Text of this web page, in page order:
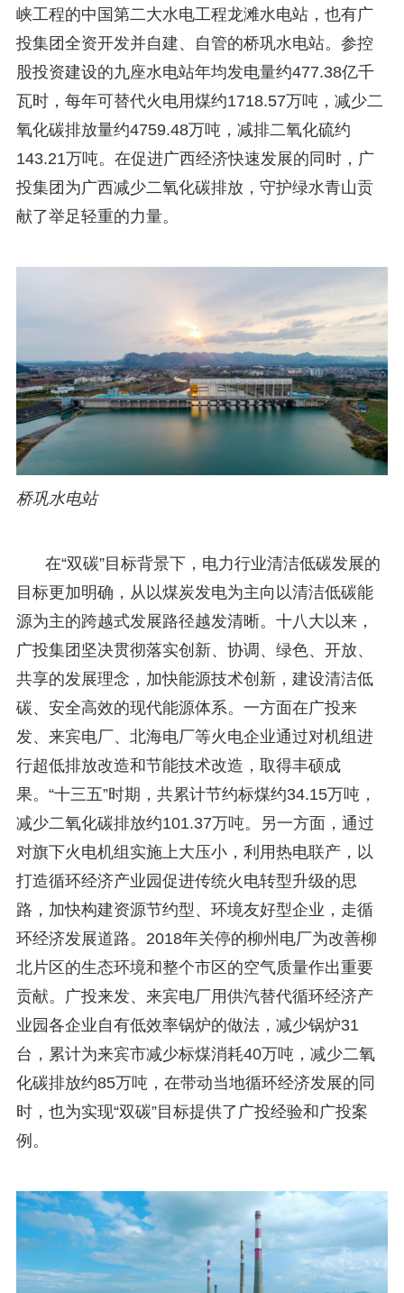
峡工程的中国第二大水电工程龙滩水电站，也有广
投集团全资开发并自建、自管的桥巩水电站。参控
股投资建设的九座水电站年均发电量约477.38亿千
瓦时，每年可替代火电用煤约1718.57万吨，减少二
氧化碳排放量约4759.48万吨，减排二氧化硫约
143.21万吨。在促进广西经济快速发展的同时，广
投集团为广西减少二氧化碳排放，守护绿水青山贡
献了举足轻重的力量。
桥巩水电站
在“双碳”目标背景下，电力行业清洁低碳发展的
目标更加明确，从以煤炭发电为主向以清洁低碳能
源为主的跨越式发展路径越发清晰。十八大以来，
广投集团坚决贯彻落实创新、协调、绿色、开放、
共享的发展理念，加快能源技术创新，建设清洁低
碳、安全高效的现代能源体系。一方面在广投来
发、来宾电厂、北海电厂等火电企业通过对机组进
行超低排放改造和节能技术改造，取得丰硕成
果。“十三五”时期，共累计节约标煤约34.15万吨，
减少二氧化碳排放约101.37万吨。另一方面，通过
对旗下火电机组实施上大压小，利用热电联产，以
打造循环经济产业园促进传统火电转型升级的思
路，加快构建资源节约型、环境友好型企业，走循
环经济发展道路。2018年关停的柳州电厂为改善柳
北片区的生态环境和整个市区的空气质量作出重要
贡献。广投来发、来宾电厂用供汽替代循环经济产
业园各企业自有低效率锅炉的做法，减少锅炉31
台，累计为来宾市减少标煤消耗40万吨，减少二氧
化碳排放约85万吨，在带动当地循环经济发展的同
时，也为实现“双碳”目标提供了广投经验和广投案
例。